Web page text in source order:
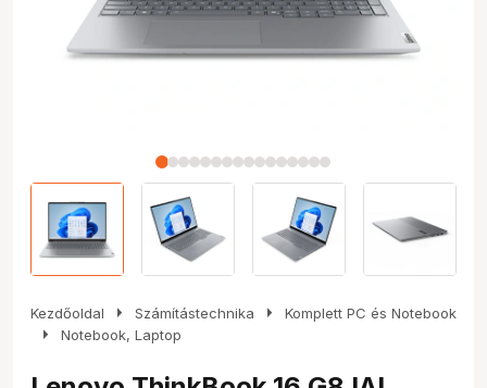
Kezdőoldal arrow_right Számítástechnika arrow_right Komplett PC és Notebook
arrow_right Notebook, Laptop